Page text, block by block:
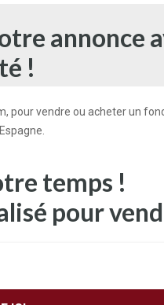
annonce
!
vendre ou acheter un
temps !
pour